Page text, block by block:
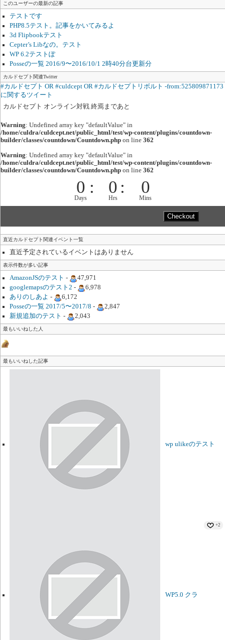
このユーザーの最新の記事
テストです
PHP8.5テスト。記事をかいてみるよ
3d Flipbookテスト
Cepter’s Libなの。テスト
WP 6.2テストぽ
Posseの一覧 2016/9〜2016/10/1 2時40分台更新分
カルドセプト関連Twitter
#カルドセプト OR #culdcept OR #カルドセプトリボルト -from:525809871173
に関するツイート
カルドセプト オンライン対戦 終焉まであと
Warning: Undefined array key "defaultValue" in
/home/culdra/culdcept.net/public_html/test/wp-content/plugins/countdown-
builder/classes/countdown/Countdown.php on line 362
Warning: Undefined array key "defaultValue" in
/home/culdra/culdcept.net/public_html/test/wp-content/plugins/countdown-
builder/classes/countdown/Countdown.php on line 362
0
Days
: 0
Hrs
: 0
Mins
直近カルドセプト関連イベント一覧
直近予定されているイベントはありません
表示件数が多い記事
AmazonJSのテスト -
47,971
googlemapsのテスト2 -
6,978
ありのしあよ -
6,172
Posseの一覧 2017/5〜2017/8 -
2,847
新規追加のテスト - 2,043
最もいいねした人
最もいいねした記事
wp ulikeのテスト
+2
WP5.0 クラ